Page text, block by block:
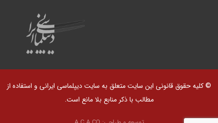
© کلیه حقوق قانونی این سایت متعلق به سایت دیپلماسی ایرانی و استفاده از
مطالب با ذکر منابع بلا مانع است.